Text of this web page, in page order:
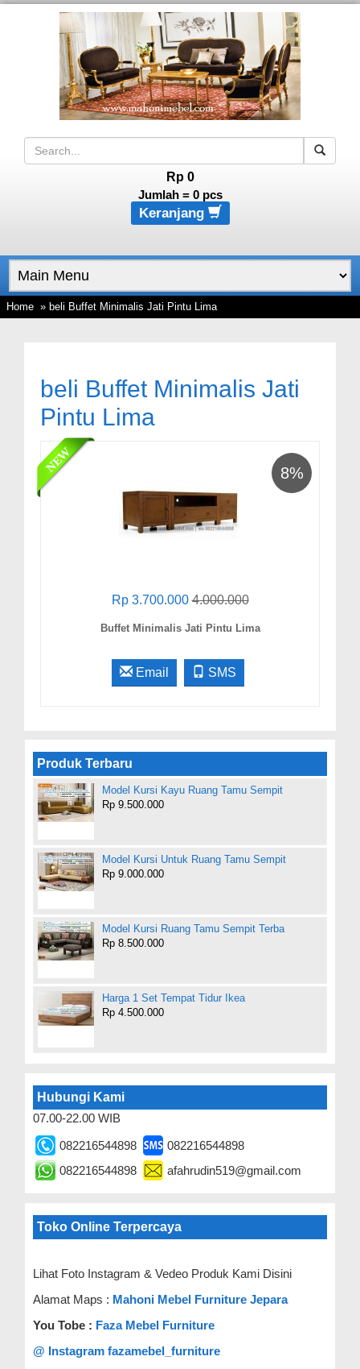
Rp 0
Jumlah = 0pcs
Keranjang
Home » beli Buffet Minimalis Jati Pintu Lima
beli Buffet Minimalis Jati
Pintu Lima
8%
Rp 3.700.0004.000.000
Buffet Minimalis Jati Pintu Lima
Email SMS
Produk Terbaru
Model Kursi Kayu Ruang Tamu Sempit
Rp 9.500.000
Model Kursi Untuk Ruang Tamu Sempit
Rp 9.000.000
Model Kursi Ruang Tamu Sempit Terba
Rp 8.500.000
Harga 1 Set Tempat Tidur Ikea
Rp 4.500.000
Hubungi Kami
07.00-22.00 WIB
082216544898
082216544898
082216544898
afahrudin519@gmail.com
Toko Online Terpercaya
Lihat Foto Instagram & Vedeo Produk Kami Disini
Alamat Maps : Mahoni Mebel Furniture Jepara
You Tobe : Faza Mebel Furniture
@ Instagram fazamebel_furniture